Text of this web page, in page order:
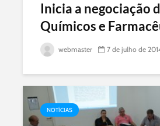
Inicia a negociação
Químicos e
webmaster 7 de julho de
NOTÍCIAS